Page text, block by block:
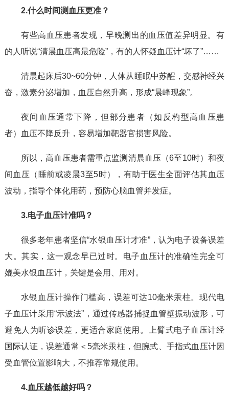
2.什么时间测血压更准？
有些高血压患者发现，早晚测出的血压值差异明显。有
的人听说“清晨血压高最危险”，有的人怀疑血压计“坏了”……
清晨起床后30~60分钟，人体从睡眠中苏醒，交感神经兴
奋，激素分泌增加，血压自然升高，形成“晨峰现象”。
夜间血压通常下降，但部分患者（如反杓型高血压患
者）血压不降反升，容易增加靶器官损害风险。
所以，高血压患者需重点监测清晨血压（6至10时）和夜
间血压（睡前或凌晨3至5时），有助于医生全面评估其血压
波动，指导个体化用药，预防心脑血管并发症。
3.电子血压计准吗？
很多老年患者坚信“水银血压计才准”，认为电子设备误差
大。其实，这一观念早已过时。电子血压计的准确性完全可
媲美水银血压计，关键是会用、用对。
水银血压计操作门槛高，误差可达10毫米汞柱。现代电
子血压计采用“示波法”，通过传感器捕捉血管壁振动波形，可
避免人为听诊误差，更适合家庭使用。上臂式电子血压计经
国际认证，误差通常＜5毫米汞柱，但腕式、手指式血压计因
受血管位置影响大，不推荐常规使用。
4.血压越低越好吗？